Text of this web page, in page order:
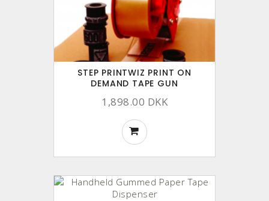
STEP PRINTWIZ PRINT ON
DEMAND TAPE GUN
1,898.00 DKK